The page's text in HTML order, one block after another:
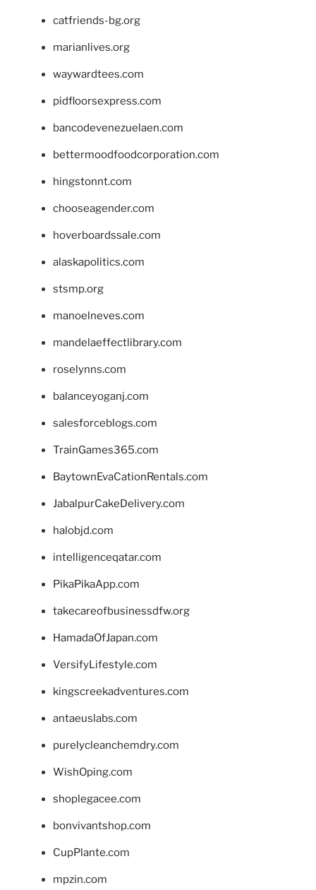
catfriends-bg.org
marianlives.org
waywardtees.com
pidfloorsexpress.com
bancodevenezuelaen.com
bettermoodfoodcorporation.com
hingstonnt.com
chooseagender.com
hoverboardssale.com
alaskapolitics.com
stsmp.org
manoelneves.com
mandelaeffectlibrary.com
roselynns.com
balanceyoganj.com
salesforceblogs.com
TrainGames365.com
BaytownEvaCationRentals.com
JabalpurCakeDelivery.com
halobjd.com
intelligenceqatar.com
PikaPikaApp.com
takecareofbusinessdfw.org
HamadaOfJapan.com
VersifyLifestyle.com
kingscreekadventures.com
antaeuslabs.com
purelycleanchemdry.com
WishOping.com
shoplegacee.com
bonvivantshop.com
CupPlante.com
mpzin.com